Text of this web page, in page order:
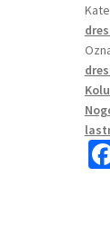
#13